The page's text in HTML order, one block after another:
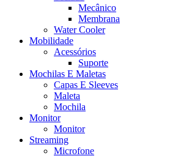
Mecânico
Membrana
Water Cooler
Mobilidade
Acessórios
Suporte
Mochilas E Maletas
Capas E Sleeves
Maleta
Mochila
Monitor
Monitor
Streaming
Microfone